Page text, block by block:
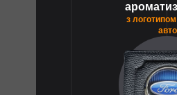
з
авто